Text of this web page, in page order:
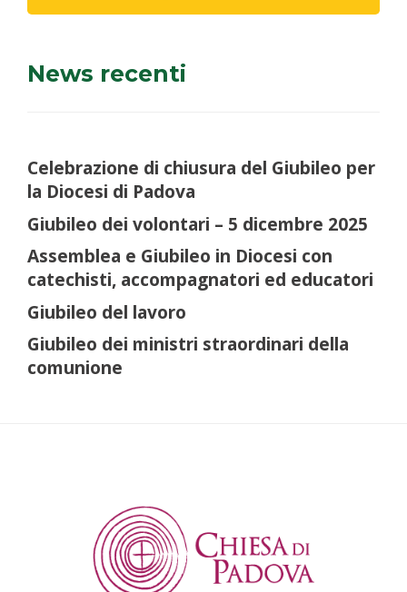
News recenti
Celebrazione di chiusura del Giubileo per
la Diocesi di Padova
Giubileo dei volontari – 5 dicembre 2025
Assemblea e Giubileo in Diocesi con
catechisti, accompagnatori ed educatori
Giubileo del lavoro
Giubileo dei ministri straordinari della
comunione